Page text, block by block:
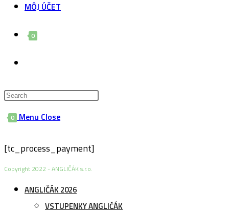
MÔJ ÚČET
0
website
search
0 Menu Close
[tc_process_payment]
Copyright 2022 - ANGLIČÁK s.r.o.
ANGLIČÁK 2026
VSTUPENKY ANGLIČÁK